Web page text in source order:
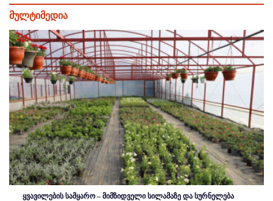
მულტიმედია
ყვავილების სამყარო – მიმზიდველი სილამაზე და სურნელება